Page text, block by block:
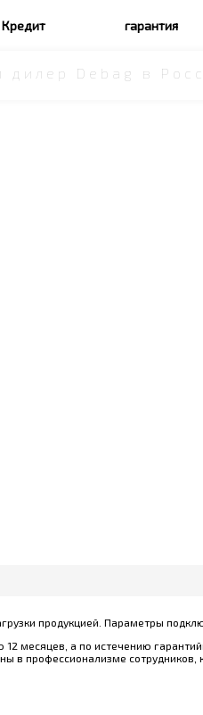
Кредит гарантия
дилер Debag в
продукцией. Параметры
месяцев, а по истечению
профессионализме сотрудников,